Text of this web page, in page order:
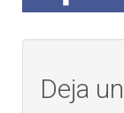
Deja